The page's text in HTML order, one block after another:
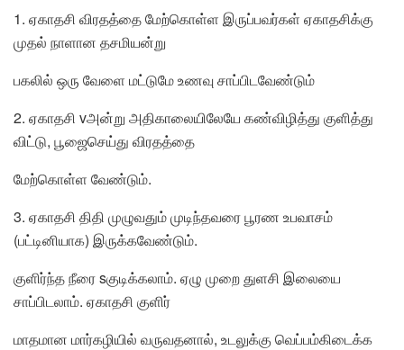
1. ஏகாதசி விரதத்தை மேற்கொள்ள இருப்பவர்கள் ஏகாதசிக்கு
முதல் நாளான தசமியன்று
பகலில் ஒரு வேளை மட்டுமே உணவு சாப்பிடவேண்டும்
2. ஏகாதசி vஅன்று அதிகாலையிலேயே கண்விழித்து குளித்து
விட்டு, பூஜைசெய்து விரதத்தை
மேற்கொள்ள வேண்டும்.
3. ஏகாதசி திதி முழுவதும் முடிந்தவரை பூரண உபவாசம்
(பட்டினியாக) இருக்கவேண்டும்.
குளிர்ந்த நீரை sகுடிக்கலாம். ஏழு முறை துளசி இலையை
சாப்பிடலாம். ஏகாதசி குளிர்
மாதமான மார்கழியில் வருவதனால், உடலுக்கு வெப்பம்கிடைக்க